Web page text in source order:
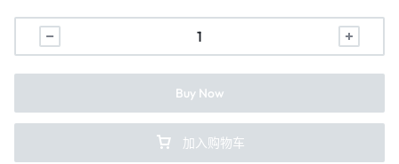
加入购物车
Buy Now